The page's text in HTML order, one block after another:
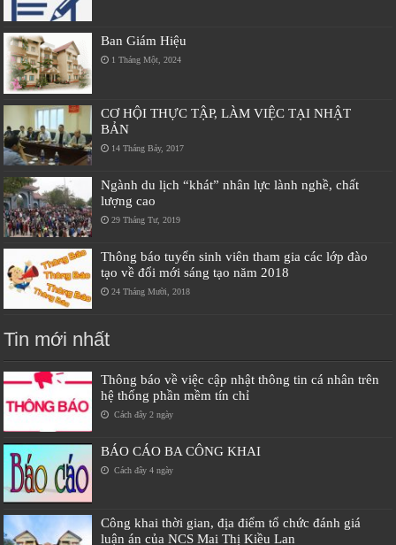
Ban Giám Hiệu
1 Tháng Một, 2024
CƠ HỘI THỰC TẬP, LÀM VIỆC TẠI NHẬT
BẢN
14 Tháng Bảy, 2017
Ngành du lịch “khát” nhân lực lành nghề, chất
lượng cao
29 Tháng Tư, 2019
Thông báo tuyển sinh viên tham gia các lớp đào
tạo về đổi mới sáng tạo năm 2018
24 Tháng Mười, 2018
Tin mới nhất
Thông báo về việc cập nhật thông tin cá nhân trên
hệ thống phần mềm tín chỉ
Cách đây 2 ngày
BÁO CÁO BA CÔNG KHAI
Cách đây 4 ngày
Công khai thời gian, địa điểm tổ chức đánh giá
luận án của NCS Mai Thị Kiều Lan